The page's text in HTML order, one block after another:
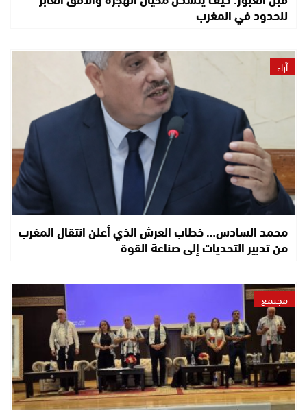
للحدود في المغرب
آراء
محمد السادس… خطاب العرش الذي أعلن انتقال المغرب
من تدبير التحديات إلى صناعة القوة
مجتمع